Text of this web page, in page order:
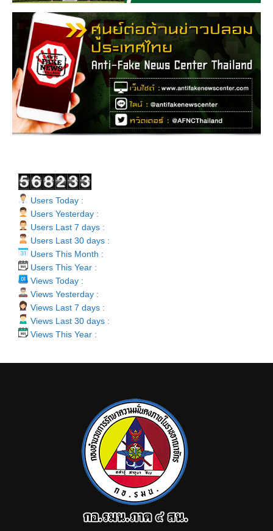
Users Today :
Users Yesterday :
Users Last 7 days :
Users Last 30 days :
Users This Month :
Users This Year :
Views Today :
Views Yesterday :
Views Last 7 days :
Views Last 30 days :
Views This Year :